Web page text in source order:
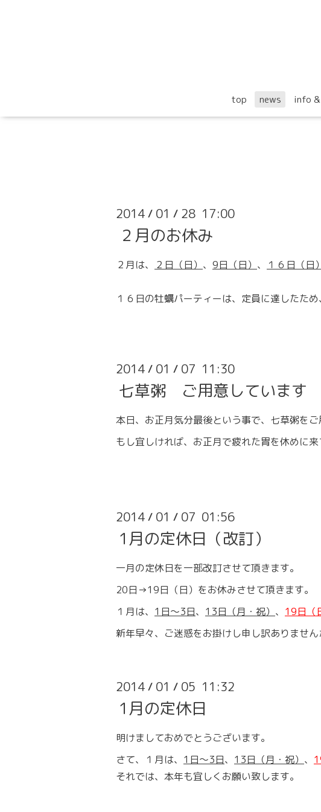
top news info &
2014 / 01 / 28 17:00
２月のお休み
２月は、 ２ 日（日） 、 9日（日） 、 １６ 日（日）
１６日の牡蠣パーティーは、定員に達したた
2014 / 01 / 07 11:30
七草粥 ご用意しています
本日、お正月気分最後という事で、七草粥をご
もし宜しければ、お正月で疲れた胃を休めに来
2014 / 01 / 07 01:56
1月の定休日（改訂）
一月の定休日を一部改訂させて頂きます。
20日→19日（日）をお休みさせて頂きます。
１月は、 1 日～3日、 13日（月・祝） 、 19日（
新年早々、ご迷惑をお掛けし申し訳ありません
2014 / 01 / 05 11:32
1月の定休日
明けましておめでとうございます。
さて、１月は、 1 日～3日、 13日（月・祝） 、 1
それでは、本年も宜しくお願い致します。